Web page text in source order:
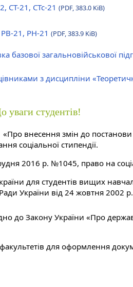
СТ-21, СТс-21 (PDF, 383.0 KiB)
21, РН-21 (PDF, 383.9 KiB)
базової загальновійськової
з дисципліни
уваги студентів!
внесення змін до постанови
соціальної стипендії.
2016 р. №1045, право на
для студентів вищих
України від 24 жовтня 2002
до Закону України «Про
для оформлення